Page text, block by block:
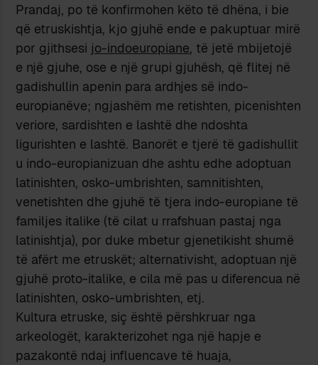
Prandaj, po të konfirmohen këto të dhëna, i bie
që etruskishtja, kjo gjuhë ende e pakuptuar mirë
por gjithsesi jo-indoeuropiane, të jetë mbijetojë
e një gjuhe, ose e një grupi gjuhësh, që flitej në
gadishullin apenin para ardhjes së indo-
europianëve; ngjashëm me retishten, picenishten
veriore, sardishten e lashtë dhe ndoshta
ligurishten e lashtë. Banorët e tjerë të gadishullit
u indo-europianizuan dhe ashtu edhe adoptuan
latinishten, osko-umbrishten, samnitishten,
venetishten dhe gjuhë të tjera indo-europiane të
familjes italike (të cilat u rrafshuan pastaj nga
latinishtja), por duke mbetur gjenetikisht shumë
të afërt me etruskët; alternativisht, adoptuan një
gjuhë proto-italike, e cila më pas u diferencua në
latinishten, osko-umbrishten, etj.
Kultura etruske, siç është përshkruar nga
arkeologët, karakterizohet nga një hapje e
pazakontë ndaj influencave të huaja,